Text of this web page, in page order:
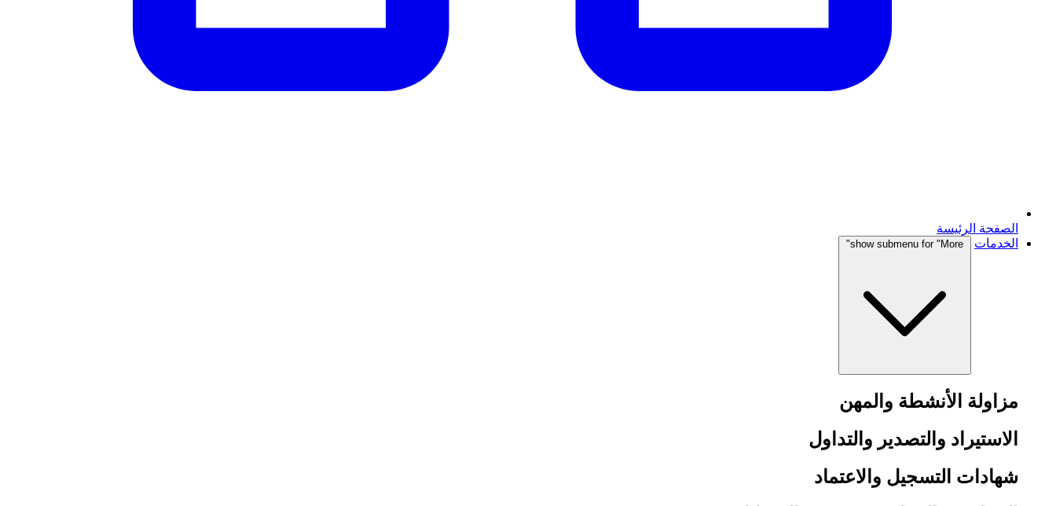
الصفحة الرئيسة
الخدمات
show submenu for "More"
مزاولة الأنشطة والمهن
الاستيراد والتصدير والتداول
شهادات التسجيل والاعتماد